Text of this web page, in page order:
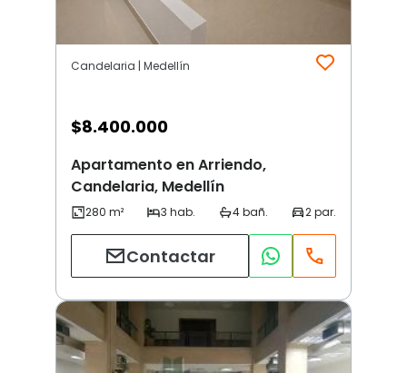
Candelaria | Medellín
$8.400.000
Apartamento en Arriendo,
Candelaria, Medellín
Contactar